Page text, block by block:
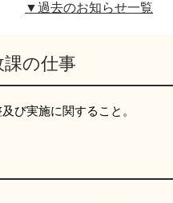
▼過去のお知らせ一覧
の仕事
び実施に関すること。